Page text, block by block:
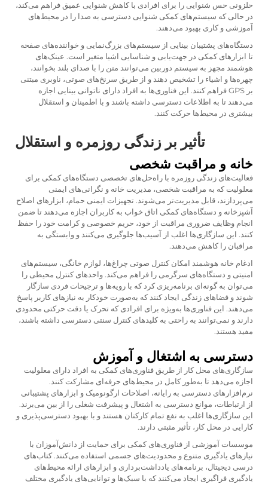
حلزونی حس شنوایی را برای افرادی با کاهش شنوایی عمیق فراهم می‌کند،
در حالی که سیستم‌های کمکی شنوایی دسترسی به صدا را در محیط‌های
آموزشی و کاری بهبود می‌دهند.
دستگاه‌های پشتیبان بینایی از سیستم‌های بزرگ‌نمایی و خواننده‌های صفحه
تا ابزارهای کمکی در جهت‌یابی و شناسایی اشیا متغیر است. عینک‌های
هوشمند مجهز به سیستم دوربین می‌توانند متن را با صدای بلند بخوانند،
چهره‌ها و اشیاء را تشخیص دهند و از طریق سرنخ‌های صوتی، ناوبری مبتنی
بر GPS فراهم کنند. این فناوری‌ها به افراد دارای ناتوانی بینایی اجازه
می‌دهند تا به اطلاعات دسترسی داشته باشند و با اطمینان و استقلال
بیشتری در محیط‌ها حرکت کنند.
تأثیر بر زندگی روزمره و استقلال
خانه و مراقبت شخصی
فعالیت‌های زندگی روزمره با راه‌حل‌های تخصصی دستگاه‌های کمکی برای
معلولیت که به مراقبت شخصی، مدیریت خانه و نگرانی‌های ایمنی
می‌پردازند، قابل مدیریت‌تر می‌شوند. تجهیزات ایمنی حمام، ابزارهای اصلاح
آشپزخانه و دستگاه‌های کمکی اتاق خواب به کاربران اجازه می‌دهند تا ضمن
انجام وظایف ضروری مراقبت از خود، حریم خصوصی و کرامت خود را حفظ
کنند. این سازگاری‌ها اغلب از آسیب‌ها جلوگیری می‌کنند و وابستگی به
مراقبان را کاهش می‌دهند.
ادغام خانه هوشمند امکان کنترل صوتی چراغ‌ها، لوازم خانگی، سیستم‌های
امنیتی و دستگاه‌های سرگرمی را فراهم می‌کند. واحدهای کنترل محیطی را
می‌توان به گونه‌ای برنامه‌ریزی کرد که با رویه‌ها و ترجیحات فردی سازگار
شوند و فضاهای زندگی ایجاد کنند که به‌صورت خودکار به نیازهای کاربر پاسخ
می‌دهند. این فناوری‌ها به‌ویژه برای افرادی که تحرک یا دقت حرکتی محدودی
دارند و نمی‌توانند به راحتی به کلیدهای کنترل سنتی دسترسی داشته باشند،
مفید هستند.
دسترسی به اشتغال و آموزش
سازگاری‌های محل کار از طریق فناوری‌های کمکی به افراد دارای معلولیت
اجازه می‌دهد تا به‌طور کامل در محیط‌های حرفه‌ای مشارکت کنند.
نرم‌افزارهای دسترسی به رایانه، اصلاحات ارگونومیک و ابزارهای پشتیبانی
از ارتباطات، موانع دسترسی به اشتغال و پیشرفت شغلی را از بین می‌برند.
این سازگاری‌ها اغلب به نفع تمام کارکنان هستند و با بهبود دسترسی‌پذیری و
کارایی در محل کار، تأثیر مثبتی دارند.
موسسات آموزشی از فناوری‌های کمکی برای حمایت از دانش‌آموزان با
نیازهای یادگیری متنوع و محدودیت‌های جسمی استفاده می‌کنند. کتاب‌های
درسی دیجیتال، برنامه‌های یادداشت‌برداری و ابزارهای ارائه محیط‌های
یادگیری فراگیری ایجاد می‌کنند که با سبک‌ها و توانایی‌های یادگیری مختلف